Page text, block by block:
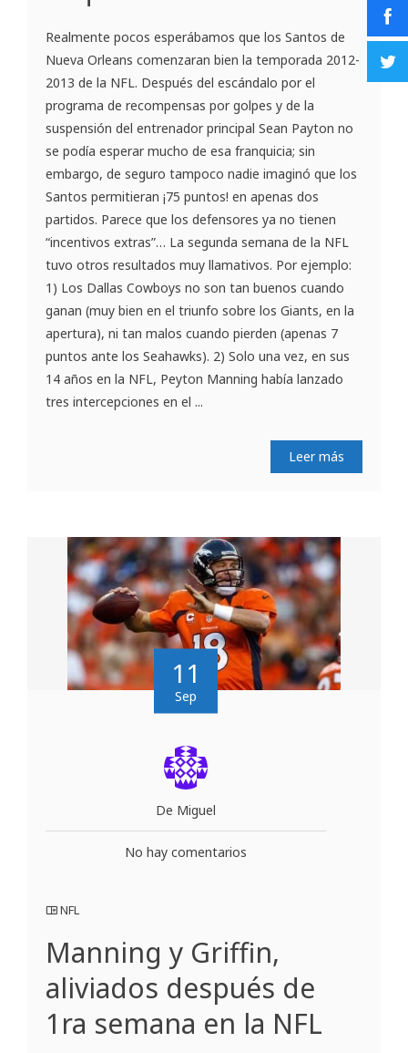
Realmente pocos esperábamos que los Santos de
Nueva Orleans comenzaran bien la temporada 2012-
2013 de la NFL. Después del escándalo por el
programa de recompensas por golpes y de la
suspensión del entrenador principal Sean Payton no
se podía esperar mucho de esa franquicia; sin
embargo, de seguro tampoco nadie imaginó que los
Santos permitieran ¡75 puntos! en apenas dos
partidos. Parece que los defensores ya no tienen
“incentivos extras”… La segunda semana de la NFL
tuvo otros resultados muy llamativos. Por ejemplo:
1) Los Dallas Cowboys no son tan buenos cuando
ganan (muy bien en el triunfo sobre los Giants, en la
apertura), ni tan malos cuando pierden (apenas 7
puntos ante los Seahawks). 2) Solo una vez, en sus
14 años en la NFL, Peyton Manning había lanzado
tres intercepciones en el ...
Leer más
11
Sep
De Miguel
No hay comentarios
NFL
Manning y Griffin,
aliviados después de
1ra semana en la NFL